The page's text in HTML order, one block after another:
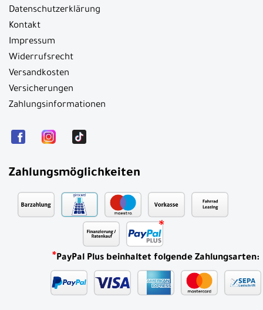
Datenschutzerklärung
Kontakt
Impressum
Widerrufsrecht
Versandkosten
Versicherungen
Zahlungsinformationen
Zahlungsmöglichkeiten
*PayPal Plus beinhaltet folgende Zahlungsarten: